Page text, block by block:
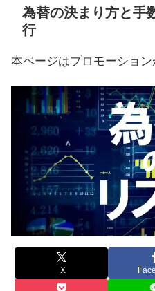
為替の決まり方と手
行
本ページはプロモーショ
X